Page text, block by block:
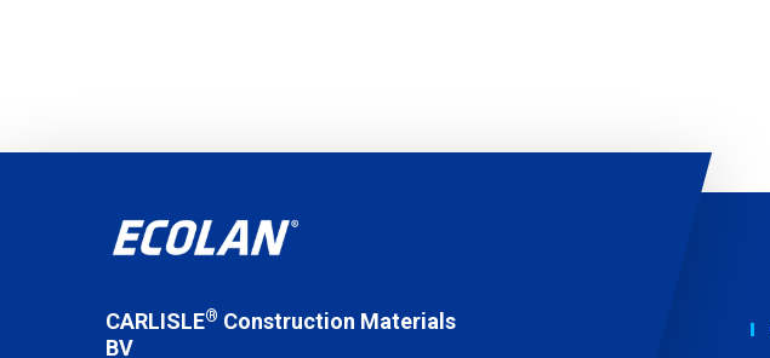
CARLISLE® Construction Materials
BV